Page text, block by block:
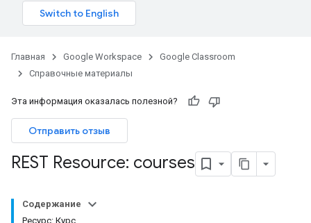
Главная Google Workspace
Google Classroom
Справочные материалы
Эта информация оказалась полезной?
Отправить отзыв
REST Resource: courses
Содержание
Ресурс: Курс